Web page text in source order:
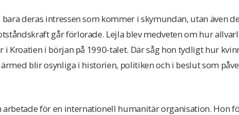
deras intressen som kommer i skymundan, utan även
går förlorade. Lejla blev medveten om hur
Kroatien i början på 1990-talet. Där såg hon tydligt hur
blir osynliga i historien, politiken och i beslut som
för en internationell humanitär organisation. Hon